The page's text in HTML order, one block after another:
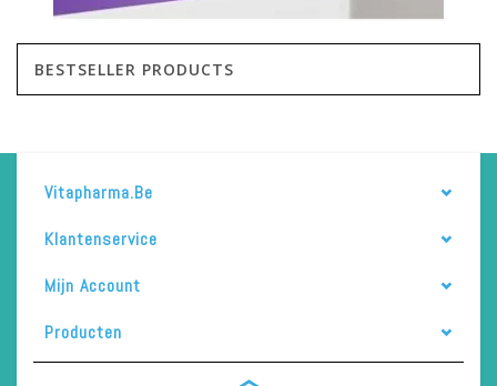
BESTSELLER PRODUCTS
Vitapharma.be
Klantenservice
Mijn Account
Producten